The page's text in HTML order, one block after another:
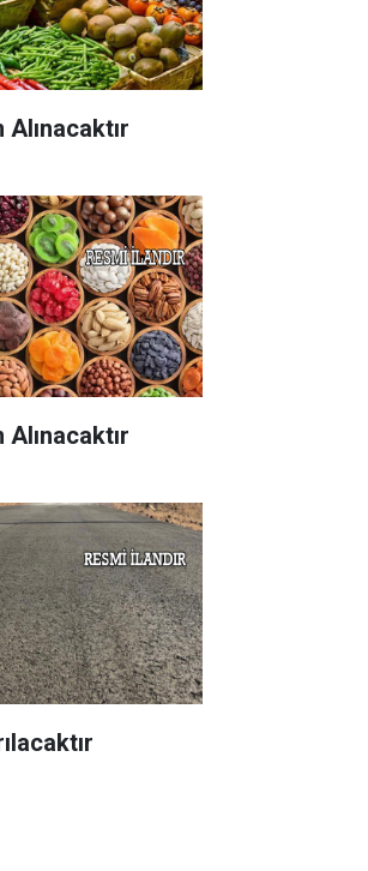
Alınacaktır
Alınacaktır